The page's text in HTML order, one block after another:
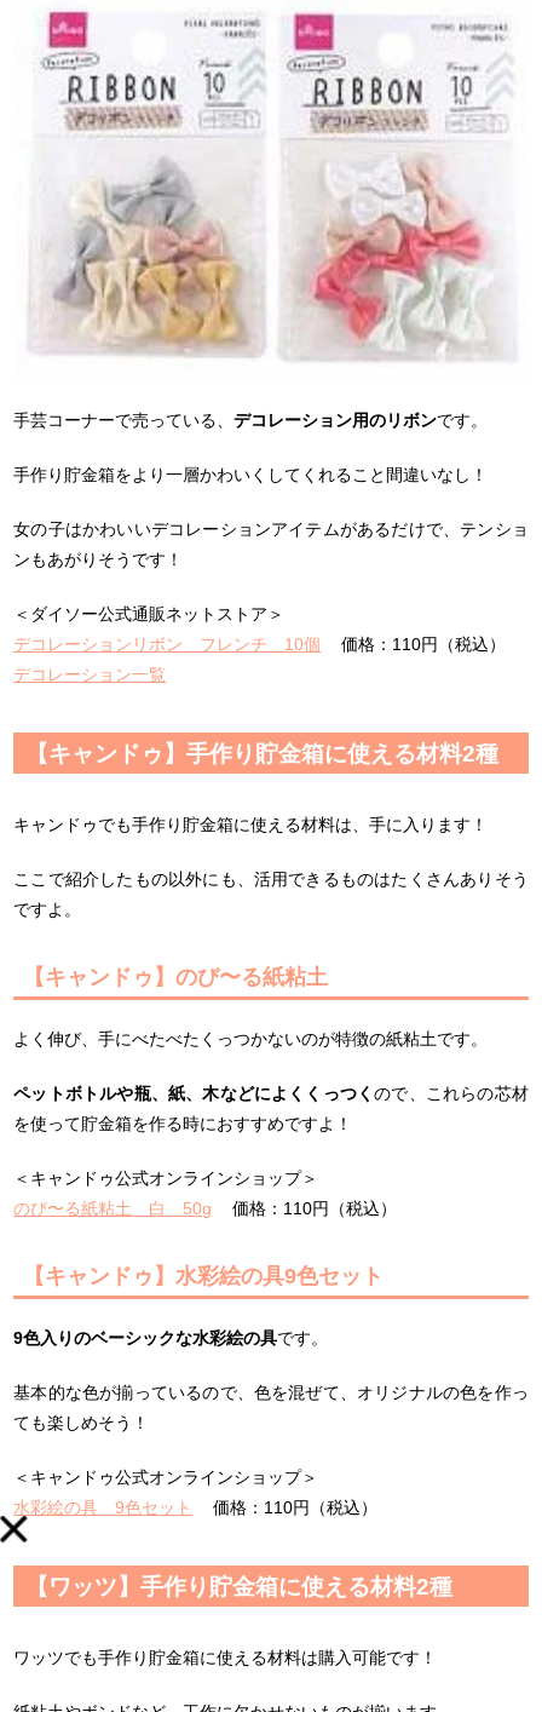
手芸コーナーで売っている、デコレーション用のリボンです。
手作り貯金箱をより一層かわいくしてくれること間違いなし！
女の子はかわいいデコレーションアイテムがあるだけで、テンショ
ンもあがりそうです！
＜ダイソー公式通販ネットストア＞
デコレーションリボン フレンチ 10個 価格：110円（税込）
デコレーション一覧
【キャンドゥ】手作り貯金箱に使える材料2種
キャンドゥでも手作り貯金箱に使える材料は、手に入ります！
ここで紹介したもの以外にも、活用できるものはたくさんありそう
ですよ。
【キャンドゥ】のび〜る紙粘土
よく伸び、手にべたべたくっつかないのが特徴の紙粘土です。
ペットボトルや瓶、紙、木などによくくっつくので、これらの芯材
を使って貯金箱を作る時におすすめですよ！
＜キャンドゥ公式オンラインショップ＞
のび〜る紙粘土 白 50g 価格：110円（税込）
【キャンドゥ】水彩絵の具9色セット
9色入りのベーシックな水彩絵の具です。
基本的な色が揃っているので、色を混ぜて、オリジナルの色を作っ
ても楽しめそう！
＜キャンドゥ公式オンラインショップ＞
水彩絵の具 9色セット
価格：110円（税込）
【ワッツ】手作り貯金箱に使える材料2種
ワッツでも手作り貯金箱に使える材料は購入可能です！